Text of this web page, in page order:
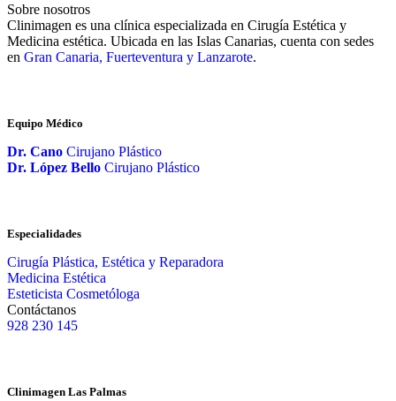
Sobre nosotros
Clinimagen es una clínica especializada en Cirugía Estética y
Medicina estética. Ubicada en las Islas Canarias, cuenta con sedes
en Gran Canaria, Fuerteventura y Lanzarote.
Equipo Médico
Dr. Cano Cirujano Plástico
Dr. López Bello Cirujano Plástico
Especialidades
Cirugía Plástica, Estética y Reparadora
Medicina Estética
Esteticista Cosmetóloga
Contáctanos
928 230 145
Clinimagen Las Palmas